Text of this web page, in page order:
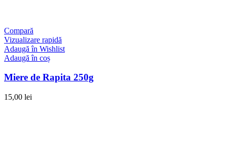
Compară
Vizualizare rapidă
Adaugă în Wishlist
Adaugă în coș
Miere de Rapita 250g
15,00 lei